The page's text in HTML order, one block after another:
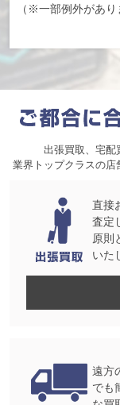
（※一部例外があり
出張買取、宅配
業界トップクラスの店
直接
査定
原則
いた
遠方
でも